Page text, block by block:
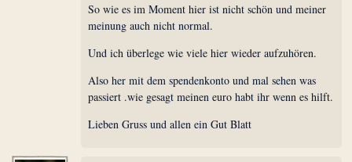
So wie es im Moment hier ist nicht schön und meiner
meinung auch nicht normal.
Und ich überlege wie viele hier wieder aufzuhören.
Also her mit dem spendenkonto und mal sehen was
passiert .wie gesagt meinen euro habt ihr wenn es hilft.
Lieben Gruss und allen ein Gut Blatt